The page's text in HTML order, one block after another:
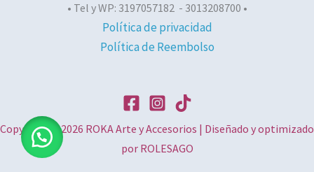
• Tel y WP: 3197057182 - 3013208700 •
Política de privacidad
Política de Reembolso
Copyright © 2026 ROKA Arte y Accesorios | Diseñado y optimizado
por ROLESAGO